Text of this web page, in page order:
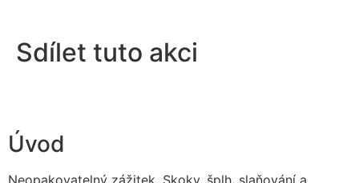
Sdílet tuto akci
Úvod